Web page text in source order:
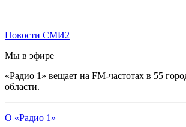
Новости СМИ2
Мы в эфире
«Радио 1» вещает на FM-частотах в 55
области.
О «Радио 1»